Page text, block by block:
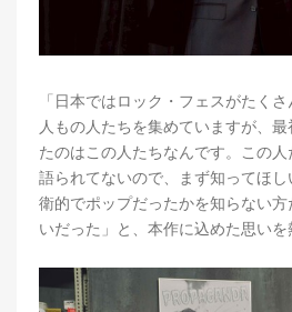
「日本ではロック・フェスがたく
人もの人たちを集めていますが、
たのはこの人たちなんです。この
語られてないので、まず知ってほ
衛的でポップだったかを知らない
いだった」と、本作に込めた思いを